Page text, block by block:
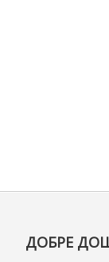
ДОБРЕ